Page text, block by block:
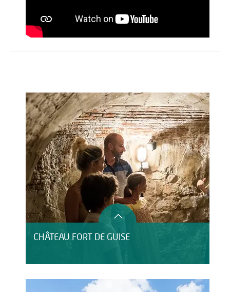
CHÂTEAU FORT DE GUISE